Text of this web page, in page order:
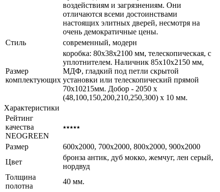
воздействиям и загрязнениям. Они
отличаются всеми достоинствами
настоящих элитных дверей, несмотря на
очень демократичные цены.
Стиль
современный, модерн
Размер
комплектующих
коробка: 80x38x2100 мм, телескопическая, с
уплотнителем. Наличник 85x10x2150 мм,
МДФ, гладкий под петли скрытой
установки или телескопический прямой
70x10215мм. Добор - 2050 х
(48,100,150,200,210,250,300) х 10 мм.
Характеристики
Рейтинг
качества
NEOGREEN
⭑⭑⭑⭑⭑
Размер
600x2000, 700x2000, 800x2000, 900x2000
Цвет
бронза антик, дуб мокко, жемчуг, лен серый,
нордвуд
Толщина
полотна
40 мм.